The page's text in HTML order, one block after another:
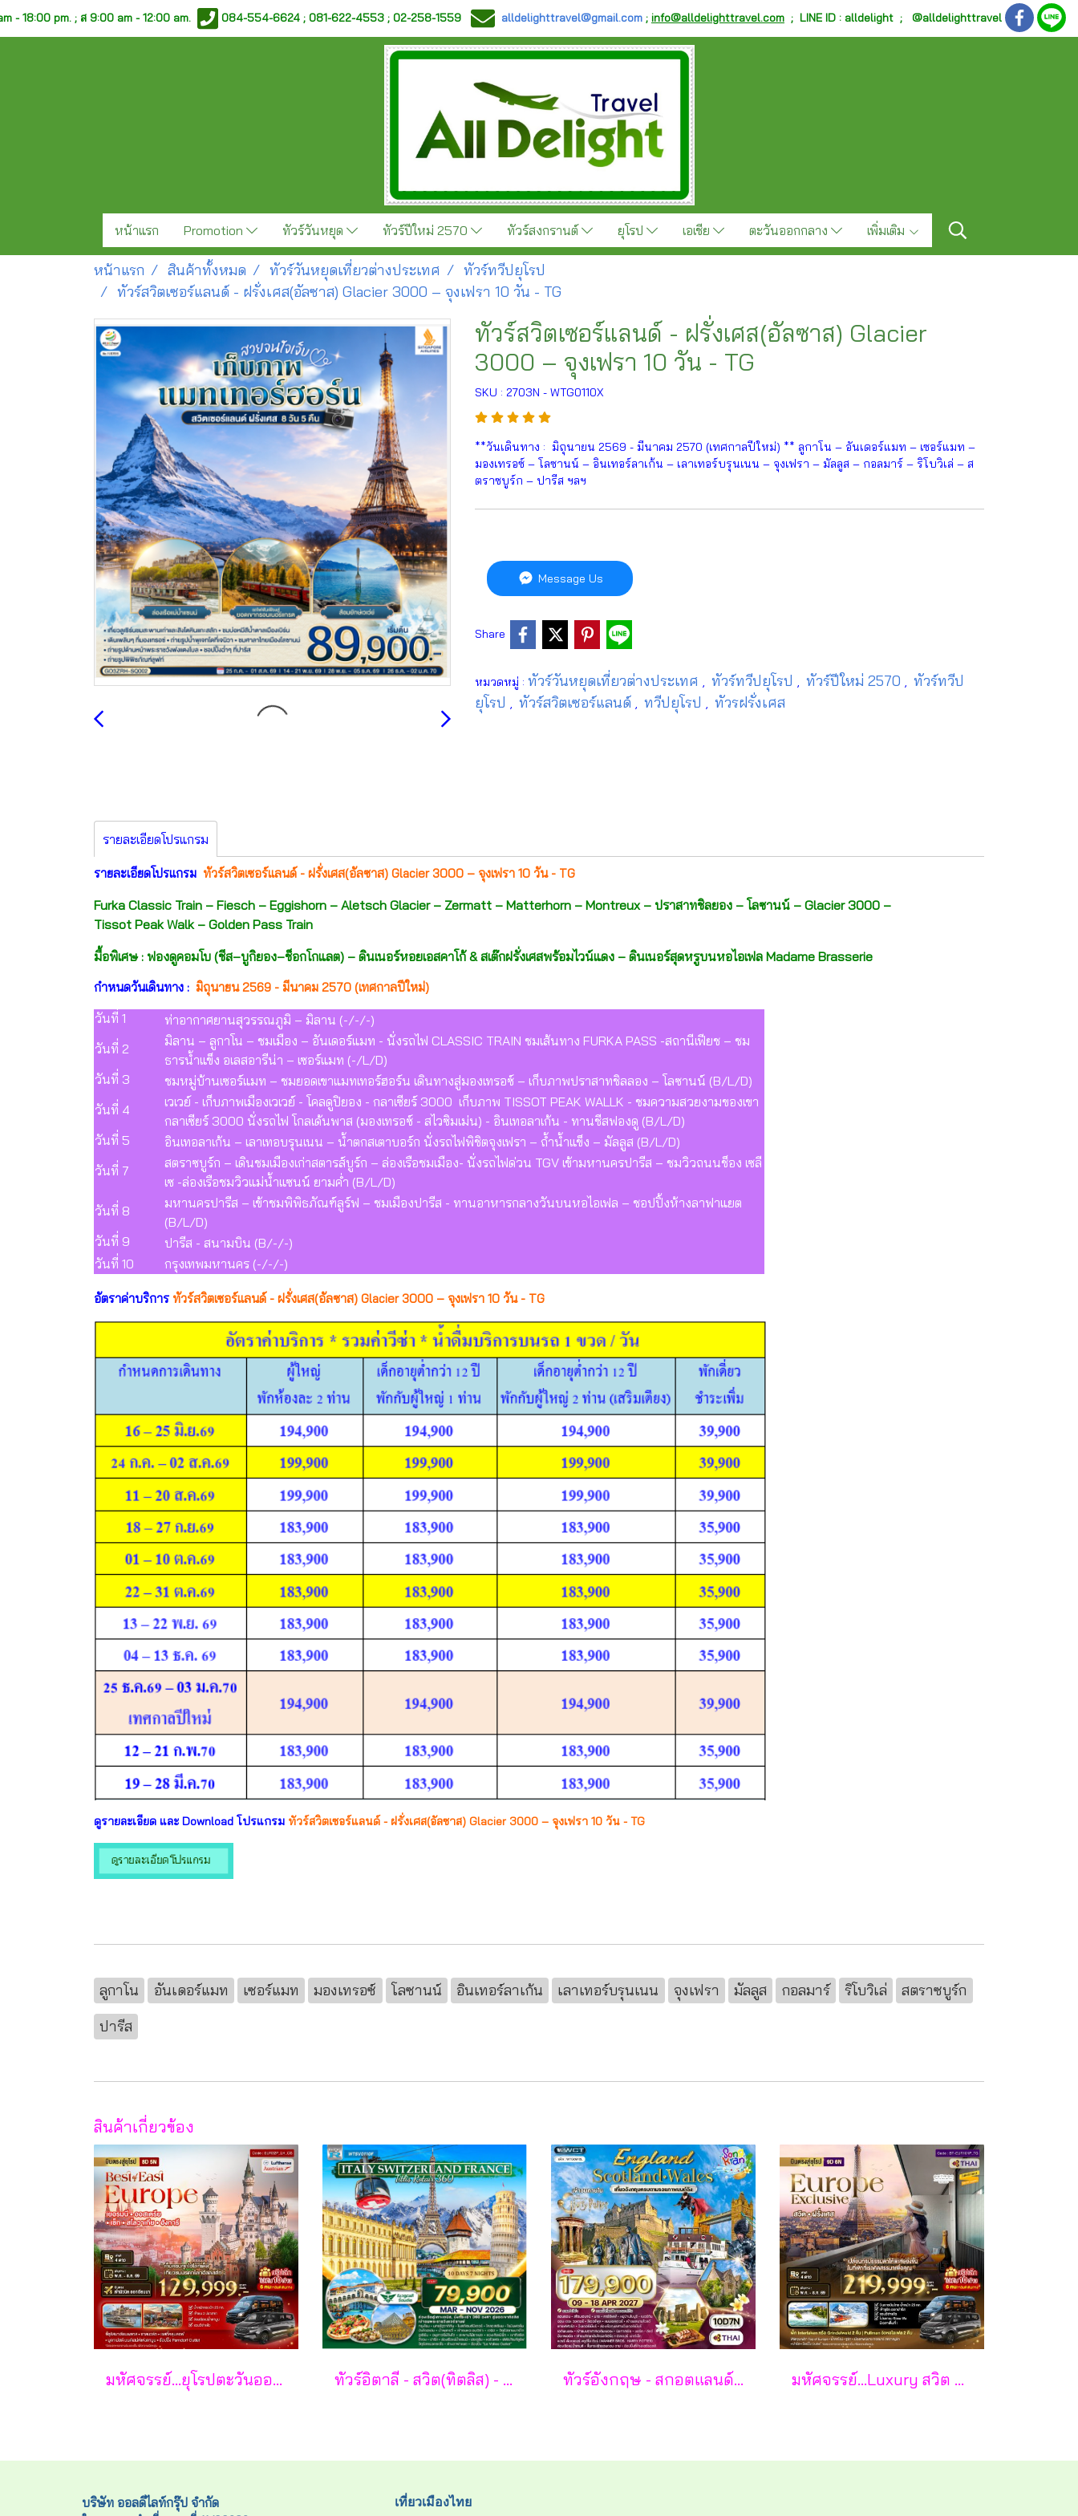
- 18:00 pm. ;ส 9:00 am - 12:00 am. 084-554-6624 ; 081-622-4553 ; 02-258-1559 alldelighttravel@gmail.com ; info@alldelighttravel.com ; LINE ID : alldelight ; @alldelighttravel
หน้าแรก Promotion ทัวร์วันหยุด ทัวร์ปีใหม่ 2570 ทัวร์สงกรานต์ ยุโรป เอเชีย ตะวันออกกลาง เพิ่มเติม
หน้าแรก สินค้าทั้งหมด ทัวร์วันหยุดเที่ยวต่างประเทศ
ทัวร์ทวีปยุโรป
ทัวร์สวิตเซอร์แลนด์ - ฝรั่งเศส(อัลซาส) Glacier 3000 – จุงเฟรา 10 วัน - TG
ทัวร์สวิตเซอร์แลนด์ - ฝรั่งเศส(อัลซาส) Glacier
3000 – จุงเฟรา 10 วัน - TG
SKU : 2703N - WTG0110X
**วันเดินทาง : มิถุนายน 2569 - มีนาคม 2570 (เทศกาลปีใหม่) ** ลูกาโน – อันเดอร์แมท – เซอร์แมท –
มองเทรอซ์ – โลซานน์ – อินเทอร์ลาเก้น – เลาเทอร์บรุนเนน – จุงเฟรา – มัลลูส – กอลมาร์ – ริโบวิเล่ – ส
ตราซบูร์ก – ปารีส ฯลฯ
Message Us
Share
หมวดหมู่ : ทัวร์วันหยุดเที่ยวต่างประเทศ ทัวร์ทวีปยุโรป ทัวร์ปีใหม่ 2570
ทัวร์ทวีป
ยุโรป
ทัวร์สวิตเซอร์แลนด์ ทวีปยุโรป ทัวรฝรั่งเศส
รายละเอียดโปรแกรม
รายละเอียดโปรแกรม ทัวร์สวิตเซอร์แลนด์ - ฝรั่งเศส(อัลซาส) Glacier 3000 – จุงเฟรา 10 วัน - TG
Furka Classic Train – Fiesch – Eggishorn – Aletsch Glacier – Zermatt – Matterhorn – Montreux – ปราสาทชิลยอง – โลซานน์ – Glacier 3000 –
Tissot Peak Walk – Golden Pass Train
มื้อพิเศษ : ฟองดูคอมโบ (ชีส–บูกิยอง–ช็อกโกแลต) – ดินเนอร์หอยเอสคาโก้ & สเต๊กฝรั่งเศสพร้อมไวน์แดง – ดินเนอร์สุดหรูบนหอไอเฟล Madame Brasserie
กำหนดวันเดินทาง : มิถุนายน 2569 - มีนาคม 2570 (เทศกาลปีใหม่)
วันที่ 1
ท่าอากาศยานสุวรรณภูมิ – มิลาน (-/-/-)
วันที่ 2
มิลาน – ลูกาโน – ชมเมือง – อันเดอร์แมท - นั่งรถไฟ CLASSIC TRAIN ชมเส้นทาง FURKA PASS -สถานีเฟียช – ชม
ธารน้ำแข็ง อเลสอารีน่า – เซอร์แมท (-/L/D)
วันที่ 3
ชมหมู่บ้านเซอร์แมท – ชมยอดเขาแมทเทอร์ฮอร์น เดินทางสู่มองเทรอซ์ – เก็บภาพปราสาทชิลลอง – โลซานน์ (B/L/D)
วันที่ 4
เวเวย์ - เก็บภาพเมืองเวเวย์ - โคลดูปิยอง - กลาเซียร์ 3000 เก็บภาพ TISSOT PEAK WALLK - ชมความสวยงามของเขา
กลาเซียร์ 3000 นั่งรถไฟ โกลเด้นพาส (มองเทรอซ์ - สไวซิมเม่น) - อินเทอลาเก้น - ทานชีสฟองดู (B/L/D)
วันที่ 5
อินเทอลาเก้น – เลาเทอบรุนเนน – น้ำตกสเตาบอร์ก นั่งรถไฟพิชิตจุงเฟรา – ถ้ำน้ำแข็ง – มัลลูส (B/L/D)
วันที่ 7
สตราซบูร์ก – เดินชมเมืองเก่าสตารส์บูร์ก – ล่องเรือชมเมือง- นั่งรถไฟด่วน TGV เข้ามหานครปารีส – ชมวิวถนนช็อง เซลี
เซ -ล่องเรือชมวิวแม่น้ำแซนน์ ยามค่ำ (B/L/D)
วันที่ 8
มหานครปารีส – เข้าชมพิพิธภัณฑ์ลูร์ฟ – ชมเมืองปารีส - ทานอาหารกลางวันบนหอไอเฟล – ชอปปิ้งห้างลาฟาแยต
(B/L/D)
วันที่ 9
ปารีส - สนามบิน (B/-/-)
วันที่ 10
กรุงเทพมหานคร (-/-/-)
อัตราค่าบริการ ทัวร์สวิตเซอร์แลนด์ - ฝรั่งเศส(อัลซาส) Glacier 3000 – จุงเฟรา 10 วัน - TG
ดูรายละเอียด และ Download โปรแกรม ทัวร์สวิตเซอร์แลนด์ - ฝรั่งเศส(อัลซาส) Glacier 3000 – จุงเฟรา 10 วัน - TG
ลูกาโน อันเดอร์แมท เซอร์แมท มองเทรอซ์ โลซานน์ อินเทอร์ลาเก้น เลาเทอร์บรุนเนน จุงเฟรา มัลลูส กอลมาร์ ริโบวิเล่
สตราซบูร์ก
ปารีส
สินค้าเกี่ยวข้อง
มหัศจรรย์...ยุโรปตะวันออก เยอรมัน ออสเตรีย เช็ค สโลวาเกีย ฮังการี กรุ๊ป 10 ท่าน 8 วัน 5 คืน - LH/OS ทัวร์อิตาลี - สวิต(ทิตลิส) - ฝรั่งเศส 10 วัน -SV ทัวร์อังกฤษ - สกอตแลนด์ - เวลส์ 10 วัน - TG มหัศจรรย์...Luxury สวิต ฝรั่งเศส นอนหรู ระเบียงวิวหอไอเฟล 2 คืน กรุ๊ป 10 ท่าน 9 วัน 6 คืน - TG
บริษัท ออลดีไลท์กรุ๊ป จำกัด เที่ยวเมืองไทย